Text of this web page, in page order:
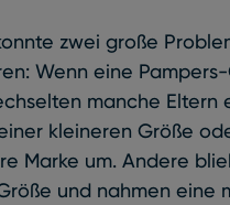
zwei große
Wenn eine
manche Eltern
kleineren Größe
Marke um. Andere
und nahmen eine